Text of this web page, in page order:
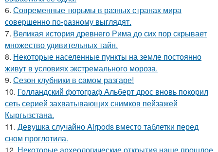
6. Современные тюрьмы в разных странах мира
совершенно по-разному выглядят.
7. Великая история древнего Рима до сих пор скрывает
множество удивительных тайн.
8. Некоторые населенные пункты на земле постоянно
живут в условиях экстремального мороза.
9. Сезон клубники в самом разгаре!
10. Голландский фотограф Альберт дрос вновь покорил
сеть серией захватывающих снимков пейзажей
Кыргызстана.
11. Девушка случайно Airpods вместо таблетки перед
сном проглотила.